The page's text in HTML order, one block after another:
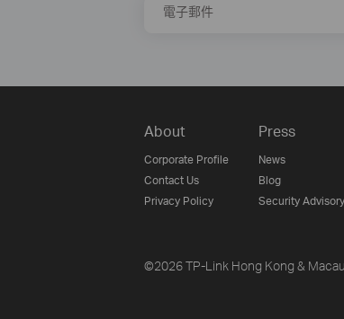
電子郵件
About
Corporate Profile
Contact Us
Privacy Policy
Press
News
Blog
Security Advisory
©2026 TP-Link Hong Kong &